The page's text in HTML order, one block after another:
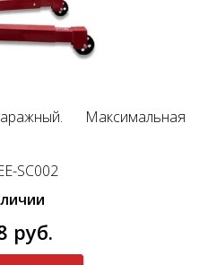
Максимальная
SC002
руб.